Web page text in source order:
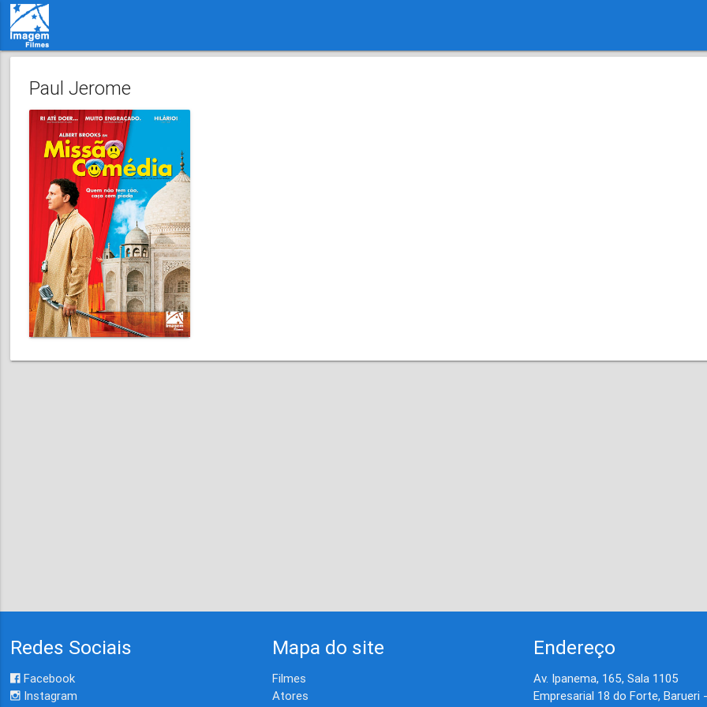
Paul Jerome
Redes Sociais
Facebook
Instagram
Mapa do site
Filmes
Atores
Endereço
Av. Ipanema, 165, Sala 1105
Empresarial 18 do Forte, Barueri